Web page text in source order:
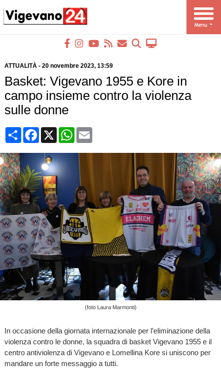
ATTUALITÀ- 20 novembre 2023, 13:59
Basket: Vigevano 1955 e Kore in
campo insieme contro la violenza
sulle donne
CondividiFacebook
X WhatsApp
Email
(foto Laura Marmonti)
In occasione della giornata internazionale per l’eliminazione della
violenza contro le donne, la squadra di basket Vigevano 1955 e il
centro antiviolenza di Vigevano e Lomellina Kore si uniscono per
mandare un forte messaggio a tutti.